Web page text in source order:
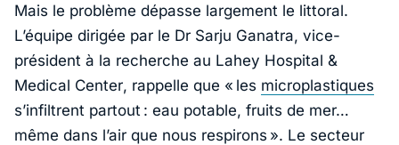
Mais le problème dépasse largement le littoral.
L’équipe dirigée par le Dr Sarju Ganatra, vice-
président à la recherche au Lahey Hospital &
Medical Center, rappelle que « les microplastiques
s’infiltrent partout : eau potable, fruits de mer…
même dans l’air que nous respirons ». Le secteur